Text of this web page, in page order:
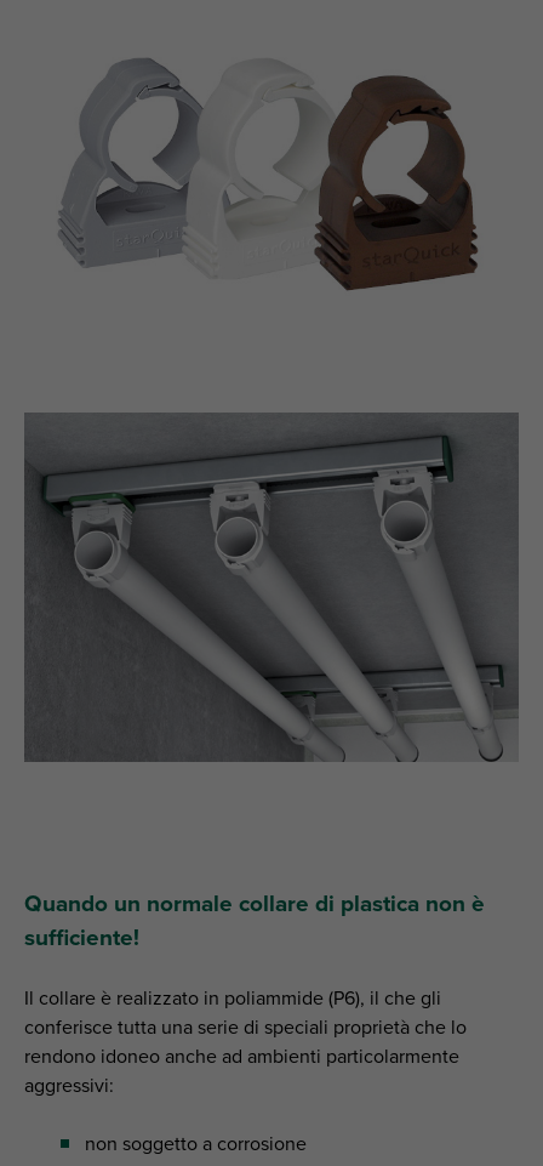
Quando un normale collare di plastica non è
sufficiente!
Il collare è realizzato in poliammide (P6), il che gli
conferisce tutta una serie di speciali proprietà che lo
rendono idoneo anche ad ambienti particolarmente
aggressivi:
non soggetto a corrosione